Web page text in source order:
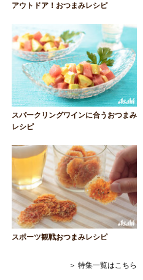
アウトドア！おつまみレシピ
スパークリングワインに合うおつまみ
レシピ
スポーツ観戦おつまみレシピ
＞ 特集一覧はこちら